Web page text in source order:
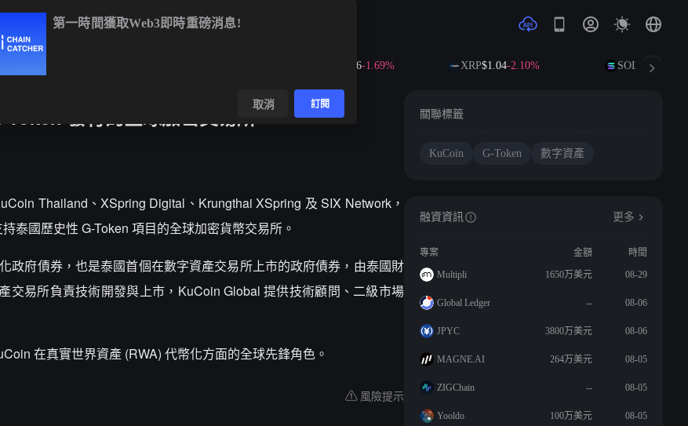
-1.69% XRP$1.04-2.10% SOL$73.18
發行的全球加密交易所
Thailand、XSpring Digital、Krungthai XSpring 及 SIX Network，
泰國歷史性 G-Token 項目的全球加密貨幣交易所。
政府債券，也是泰國首個在數字資產交易所上市的政府債券，由泰國財
交易所負責技術開發與上市，KuCoin Global 提供技術顧問、二級市場
在真實世界資產 (RWA) 代幣化方面的全球先鋒角色。
風險提示
關聯標籤
KuCoin G-Token 數字資產
融資資訊 更多
專案 金額
時間
Multipli
1650万美元 08-29
Global Ledger -- 08-06
JPYC 3800万美元 08-06
MAGNE.AI 264万美元 08-05
ZIGChain -- 08-05
Yooldo 100万美元 08-05
第一時間獲取Web3即時重磅消息!
取消 訂閱